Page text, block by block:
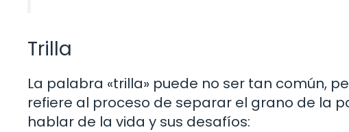
Trilla
La palabra «trilla» puede no ser tan común,
refiere al proceso de separar el grano de la
hablar de la vida y sus desafíos: